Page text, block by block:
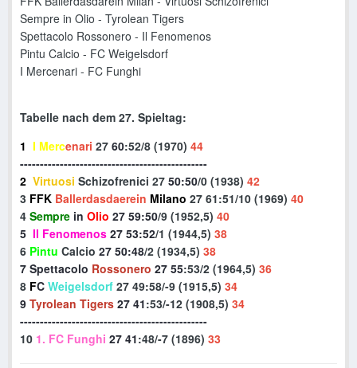
Sempre in Olio - Tyrolean Tigers
Spettacolo Rossonero - Il Fenomenos
Pintu Calcio - FC Weigelsdorf
I Mercenari - FC Funghi
Tabelle nach dem 27. Spieltag:
1 I Mercenari 27 60:52/8 (1970) 44
-----------------------------------------------
2 Virtuosi Schizofrenici 27 50:50/0 (1938) 42
3 FFK Ballerdasdaerein Milano 27 61:51/10 (1969) 40
4 Sempre in Olio 27 59:50/9 (1952,5) 40
5 Il Fenomenos 27 53:52/1 (1944,5) 38
6 Pintu Calcio 27 50:48/2 (1934,5) 38
7 Spettacolo Rossonero 27 55:53/2 (1964,5) 36
8 FC Weigelsdorf 27 49:58/-9 (1915,5) 34
9 Tyrolean Tigers 27 41:53/-12 (1908,5) 34
-----------------------------------------------
10 1. FC Funghi 27 41:48/-7 (1896) 33